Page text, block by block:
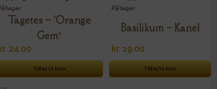
lager
Tagetes – ‘Orange
Gem’
24,00
Tilføj til kurv
På lager
Basilikum – Kanel
kr. 19,00
Tilføj til kurv